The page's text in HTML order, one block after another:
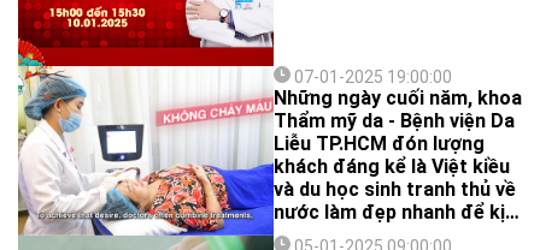
07-01-2025 19:00:00
Những ngày cuối năm, khoa
Thẩm mỹ da - Bệnh viện Da
Liễu TP.HCM đón lượng
khách đáng kể là Việt kiều
và du học sinh tranh thủ về
nước làm đẹp nhanh để kịp
đón Tết. Mời các bạn cùng